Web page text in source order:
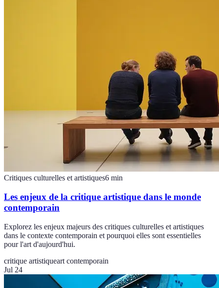
Critiques culturelles et artistiques6 min
Les enjeux de la critique artistique dans le monde
contemporain
Explorez les enjeux majeurs des critiques culturelles et artistiques
dans le contexte contemporain et pourquoi elles sont essentielles
pour l'art d'aujourd'hui.
critique artistiqueart contemporain
Jul 24